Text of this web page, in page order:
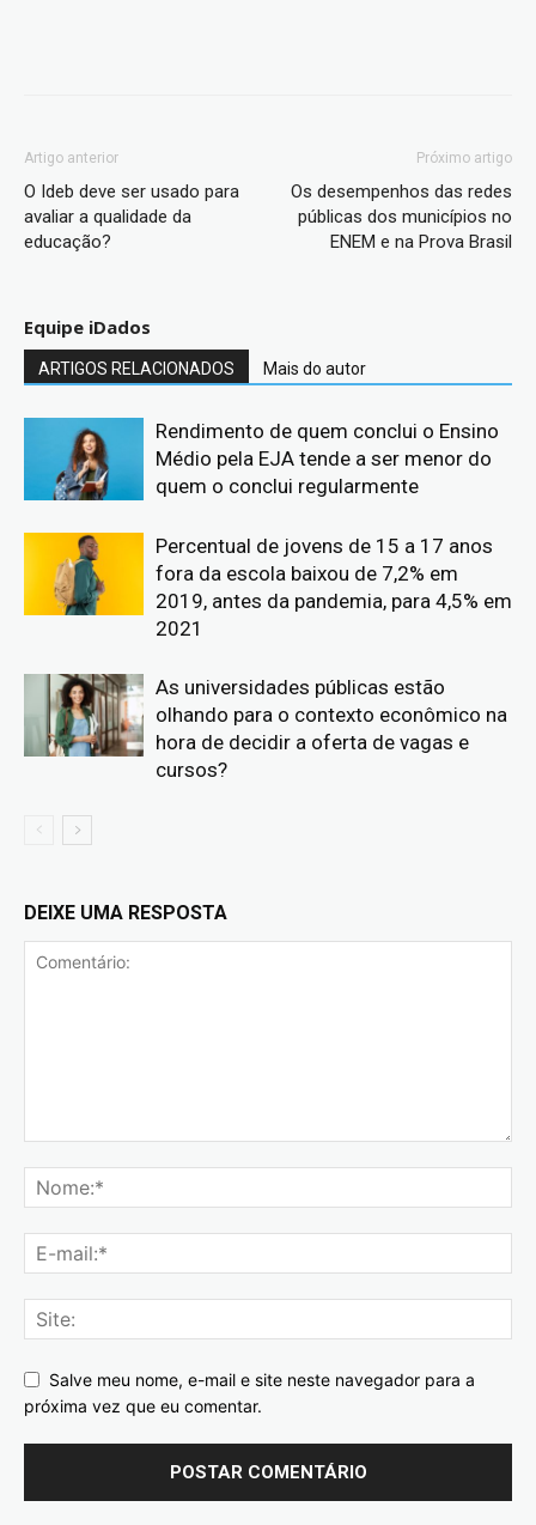
Artigo anterior
O Ideb deve ser usado para
avaliar a qualidade da
educação?
Próximo artigo
Os desempenhos das redes
públicas dos municípios no
ENEM e na Prova Brasil
Equipe iDados
ARTIGOS RELACIONADOS Mais do autor
Rendimento de quem conclui o Ensino
Médio pela EJA tende a ser menor do
quem o conclui regularmente
Percentual de jovens de 15 a 17 anos
fora da escola baixou de 7,2% em
2019, antes da pandemia, para 4,5% em
2021
As universidades públicas estão
olhando para o contexto econômico na
hora de decidir a oferta de vagas e
cursos?
DEIXE UMA RESPOSTA
Salve meu nome, e-mail e site neste navegador para a
próxima vez que eu comentar.